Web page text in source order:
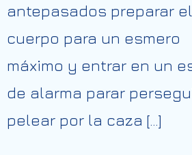
antepasados preparar el
cuerpo para un esmero
máximo y entrar en un
de alarma parar
pelear por la caza […]